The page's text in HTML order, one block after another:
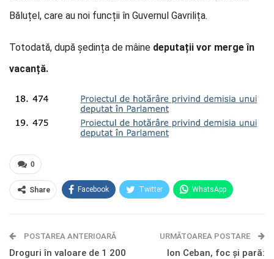
Băluțel, care au noi funcții în Guvernul Gavrilița.
Totodată, după ședința de mâine deputații vor merge în
vacanță.
0
Share Facebook Twitter WhatsApp
Telegram OK.ru
POSTAREA ANTERIOARĂ
Droguri în valoare de 1 200
URMĂTOAREA POSTARE
Ion Ceban, foc și pară: